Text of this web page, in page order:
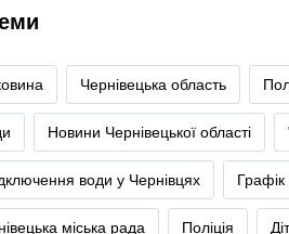
Чернівецька область
Новини Чернівецької області
води у Чернівцях Графік
міська рада Поліція